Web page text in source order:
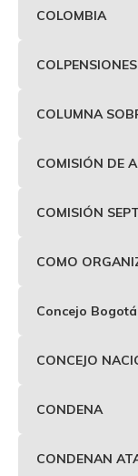
COLOMBIA
COLPENSIONES
COLUMNA
COMISIÓN DE
COMISIÓN
COMO
Concejo Bogotá
CONCEJO
CONDENA
CONDENAN